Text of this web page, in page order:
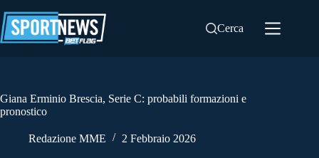
al
contenuto
Cerca
Giana Erminio Brescia, Serie C: probabili formazioni e
pronostico
Redazione MME 2 Febbraio 2026